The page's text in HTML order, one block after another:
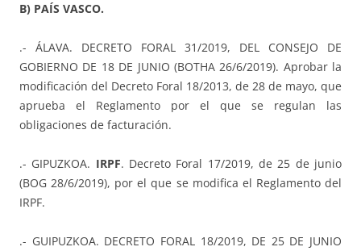
B) PAÍS VASCO.
.- ÁLAVA. DECRETO FORAL 31/2019, DEL CONSEJO DE
GOBIERNO DE 18 DE JUNIO (BOTHA 26/6/2019). Aprobar la
modificación del Decreto Foral 18/2013, de 28 de mayo, que
aprueba el Reglamento por el que se regulan las
obligaciones de facturación.
.- GIPUZKOA. IRPF. Decreto Foral 17/2019, de 25 de junio
(BOG 28/6/2019), por el que se modifica el Reglamento del
IRPF.
.- GUIPUZKOA. DECRETO FORAL 18/2019, DE 25 DE JUNIO